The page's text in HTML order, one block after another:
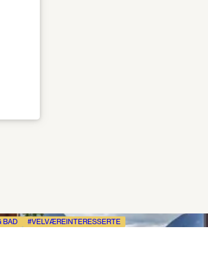
BAD VELVÆREINTERESSERTE